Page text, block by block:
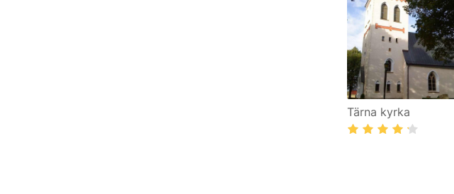
Tärna kyrka